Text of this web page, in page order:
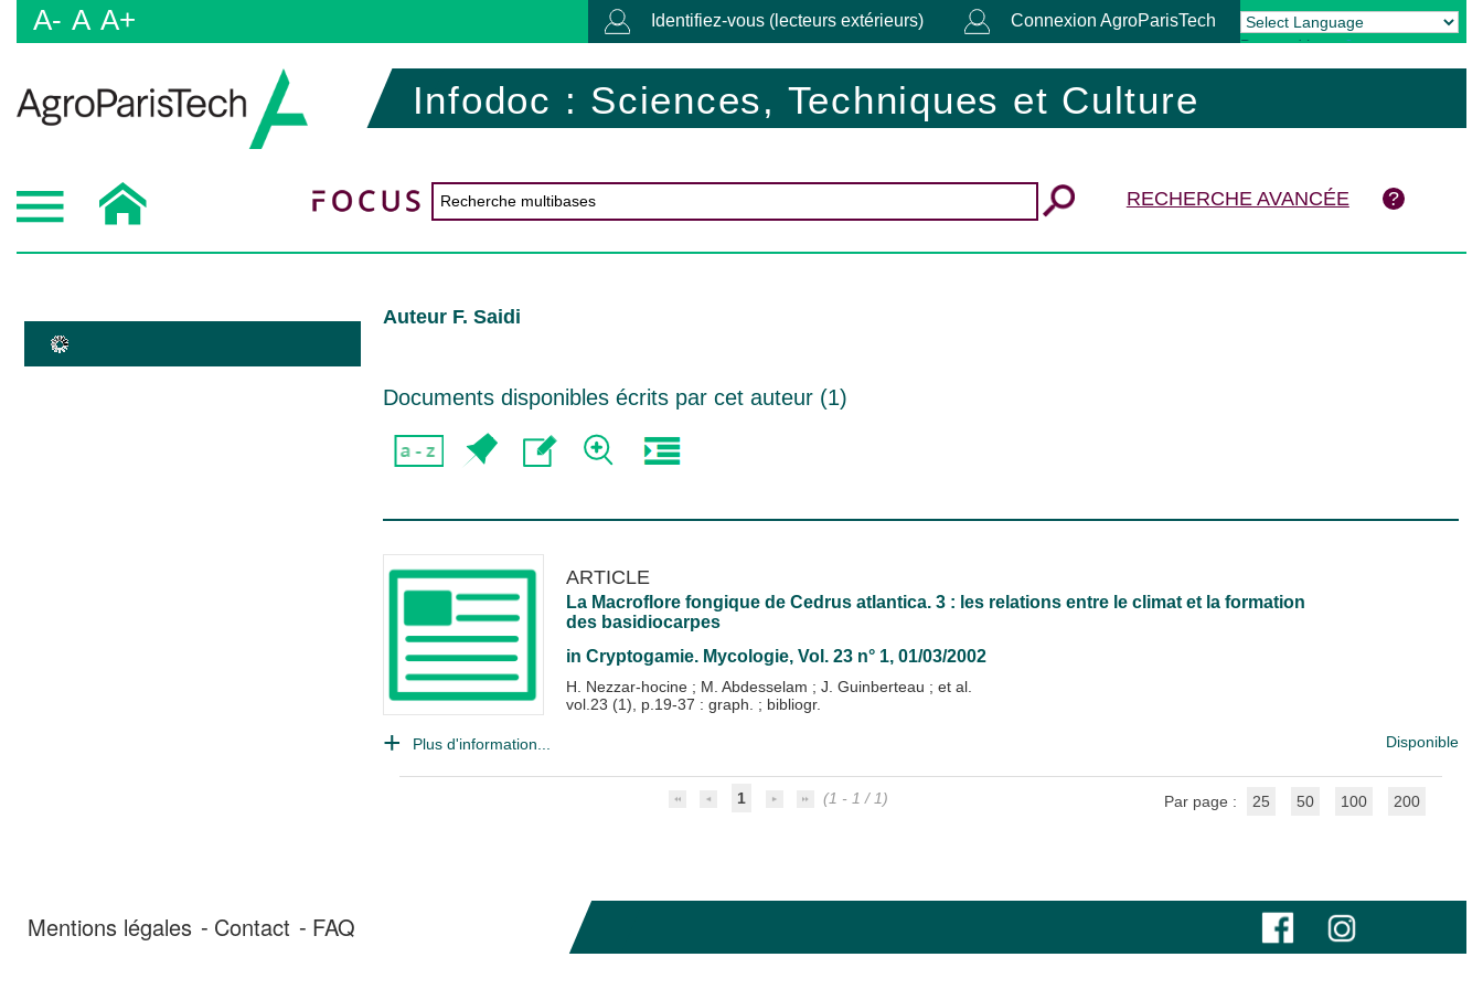
A- A A+ Identifiez-vous (lecteurs extérieurs) Connexion AgroParisTech
Powered by Translate
Infodoc : Sciences, Techniques et Culture
RECHERCHE AVANCÉE
Auteur F. Saidi
Documents disponibles écrits par cet auteur (1)
ARTICLE
La Macroflore fongique de Cedrus atlantica. 3 : les relations entre le climat et la formation
des basidiocarpes
in Cryptogamie. Mycologie, Vol. 23 n° 1, 01/03/2002
H. Nezzar-hocine ; M. Abdesselam ; J. Guinberteau ; et al.
vol.23 (1), p.19-37 : graph. ; bibliogr.
Plus d'information... Disponible
1 (1 - 1 / 1) Par page : 25 50 100 200
Mentions légales Contact FAQ